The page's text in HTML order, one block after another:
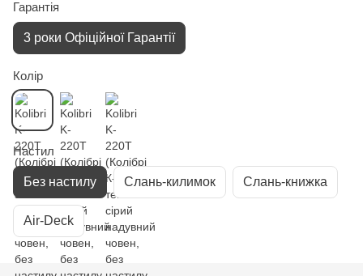
Гарантiя
3 роки Офіційної Гарантії
Колір
Настил
Без настилу Слань-килимок Слань-книжка
Air-Deck